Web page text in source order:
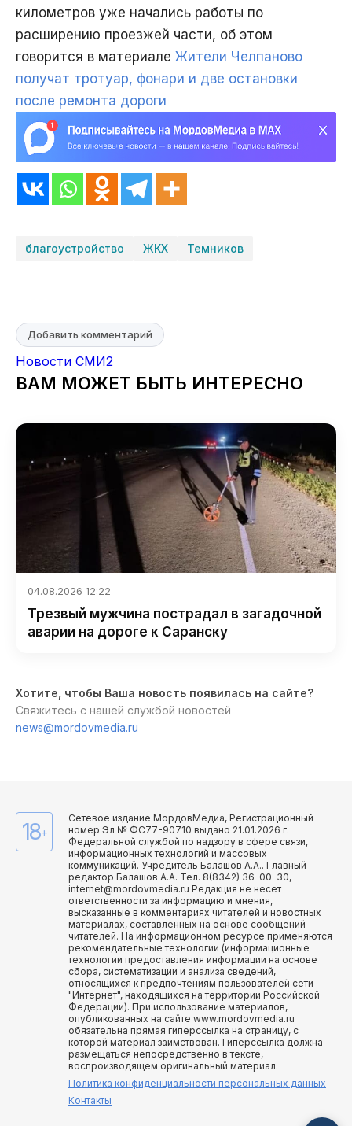
километров уже начались работы по
расширению проезжей части, об этом
говорится в материале Жители Челпаново
получат тротуар, фонари и две остановки
после ремонта дороги
благоустройство ЖКХ Темников
Добавить комментарий
Новости СМИ2
ВАМ МОЖЕТ БЫТЬ ИНТЕРЕСНО
04.08.2026 12:22
Трезвый мужчина пострадал в загадочной
аварии на дороге к Саранску
Хотите, чтобы Ваша новость появилась на сайте?
Свяжитесь с нашей службой новостей
news@mordovmedia.ru
18+
Сетевое издание МордовМедиа, Регистрационный
номер Эл № ФС77-90710 выдано 21.01.2026 г.
Федеральной службой по надзору в сфере связи,
информационных технологий и массовых
коммуникаций. Учредитель Балашов А.А.. Главный
редактор Балашов А.А. Тел. 8(8342) 36-00-30,
internet@mordovmedia.ru Редакция не несет
ответственности за информацию и мнения,
высказанные в комментариях читателей и новостных
материалах, составленных на основе сообщений
читателей. На информационном ресурсе применяются
рекомендательные технологии (информационные
технологии предоставления информации на основе
сбора, систематизации и анализа сведений,
относящихся к предпочтениям пользователей сети
"Интернет", находящихся на территории Российской
Федерации). При использование материалов,
опубликованных на сайте www.mordovmedia.ru
обязательна прямая гиперссылка на страницу, с
которой материал заимствован. Гиперссылка должна
размещаться непосредственно в тексте,
воспроизводящем оригинальный материал.
Политика конфиденциальности персональных данных
Контакты